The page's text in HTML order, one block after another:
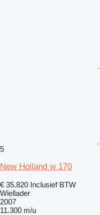
5
New Holland w 170
€ 35.820 Inclusief BTW
Wiellader
2007
11.300 m/u